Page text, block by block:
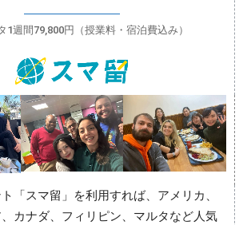
1週間79,800円（授業料・宿泊費込み）
「スマ留」を利用すれば、アメリカ、
カナダ、フィリピン、マルタなど人気